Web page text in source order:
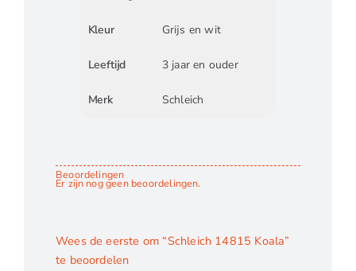
Kleur Grijs en wit
Leeftijd 3 jaar en ouder
Merk Schleich
Beoordelingen
Er zijn nog geen beoordelingen.
Wees de eerste om “Schleich 14815 Koala”
te beoordelen